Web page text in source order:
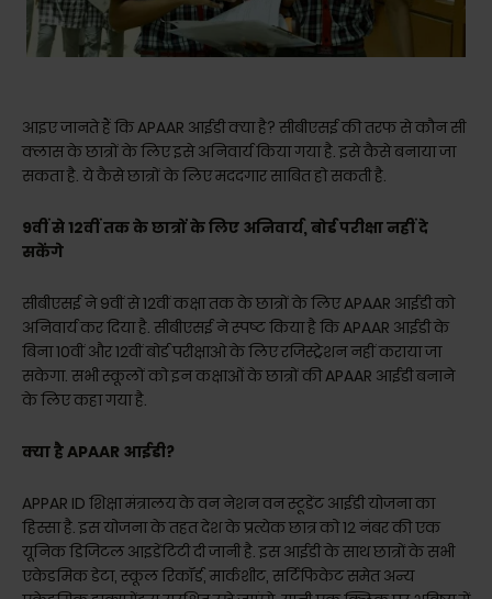
आइए जानते हैं कि APAAR आईडी क्या है? सीबीएसई की तरफ से कौन सी
क्लास के छात्रों के लिए इसे अनिवार्य किया गया है. इसे कैसे बनाया जा
सकता है. ये कैसे छात्रों के लिए मददगार साबित हो सकती है.
9वीं से 12वीं तक के छात्रों के लिए अनिवार्य, बोर्ड परीक्षा नहीं दे
सकेंगे
सीबीएसई ने 9वीं से 12वीं कक्षा तक के छात्रों के लिए APAAR आईडी को
अनिवार्य कर दिया है. सीबीएसई ने स्पष्ट किया है कि APAAR आईडी के
बिना 10वीं और 12वीं बोर्ड परीक्षाओ के लिए रजिस्ट्रेशन नहीं कराया जा
सकेगा. सभी स्कूलों को इन कक्षाओं के छात्रों की APAAR आईडी बनाने
के लिए कहा गया है.
क्या है APAAR आईडी?
APPAR ID शिक्षा मंत्रालय के वन नेशन वन स्टूडेंट आईडी योजना का
हिस्सा है. इस योजना के तहत देश के प्रत्येक छात्र को 12 नंबर की एक
यूनिक डिजिटल आइडेंटिटी दी जानी है. इस आईडी के साथ छात्राें के सभी
एकेडमिक डेटा, स्कूल रिकॉर्ड, मार्कशीट, सर्टिफिकेट समेत अन्य